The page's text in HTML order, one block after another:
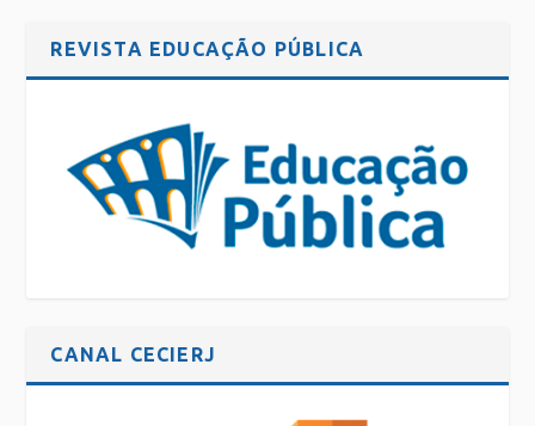
REVISTA EDUCAÇÃO PÚBLICA
CANAL CECIERJ